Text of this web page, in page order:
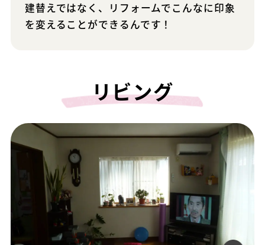
建替えではなく、リフォームでこんなに印象
を変えることができるんです！
リビング